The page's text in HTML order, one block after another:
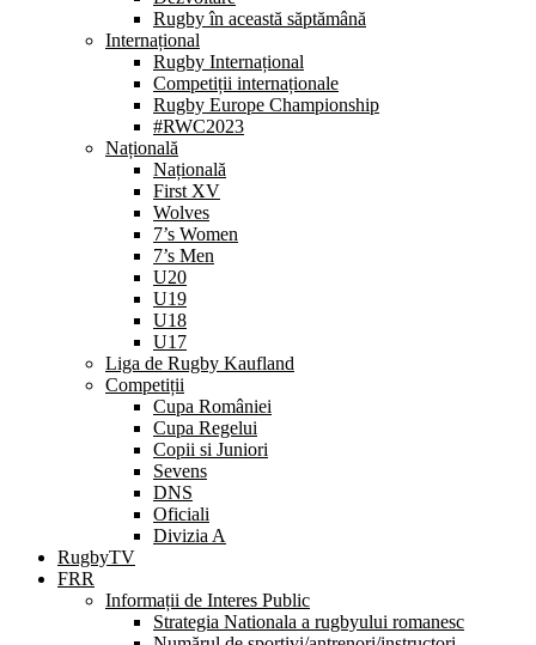
Rugby în această săptămână
Internațional
Rugby Internațional
Competiții internaționale
Rugby Europe Championship
#RWC2023
Națională
Națională
First XV
Wolves
7’s Women
7’s Men
U20
U19
U18
U17
Liga de Rugby Kaufland
Competiții
Cupa României
Cupa Regelui
Copii si Juniori
Sevens
DNS
Oficiali
Divizia A
RugbyTV
FRR
Informații de Interes Public
Strategia Nationala a rugbyului romanesc